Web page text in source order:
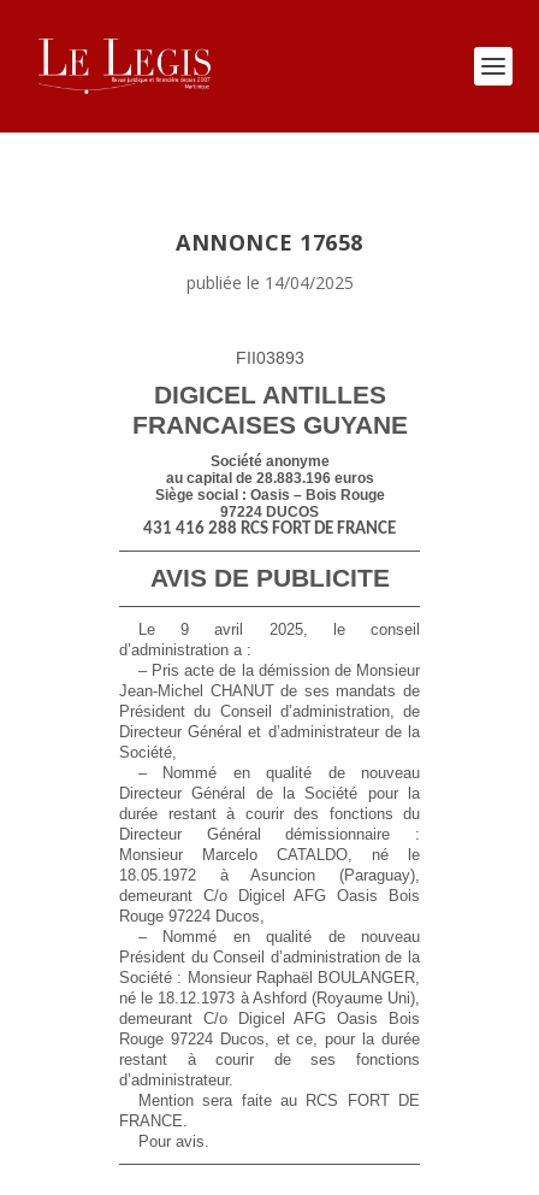
ANNONCE 17658
publiée le 14/04/2025
FII03893
DIGICEL ANTILLES
FRANCAISES GUYANE
Société anonyme
au capital de 28.883.196 euros
Siège social : Oasis – Bois Rouge
97224 DUCOS
431 416 288 RCS FORT DE FRANCE
AVIS DE PUBLICITE
Le 9 avril 2025, le conseil
d’administration a :
– Pris acte de la démission de Monsieur
Jean-Michel CHANUT de ses mandats de
Président du Conseil d’administration, de
Directeur Général et d’administrateur de la
Société,
– Nommé en qualité de nouveau
Directeur Général de la Société pour la
durée restant à courir des fonctions du
Directeur Général démissionnaire :
Monsieur Marcelo CATALDO, né le
18.05.1972 à Asuncion (Paraguay),
demeurant C/o Digicel AFG Oasis Bois
Rouge 97224 Ducos,
– Nommé en qualité de nouveau
Président du Conseil d’administration de la
Société : Monsieur Raphaël BOULANGER,
né le 18.12.1973 à Ashford (Royaume Uni),
demeurant C/o Digicel AFG Oasis Bois
Rouge 97224 Ducos, et ce, pour la durée
restant à courir de ses fonctions
d’administrateur.
Mention sera faite au RCS FORT DE
FRANCE.
Pour avis.